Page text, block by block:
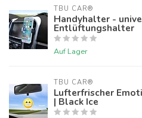
TBU CAR®
Handyhalter -
Entlüftungshalter
Auf Lager
TBU CAR®
Lufterfrischer
| Black Ice